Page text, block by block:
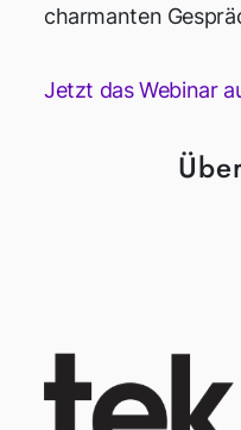
charmanten
Jetzt das Webinar